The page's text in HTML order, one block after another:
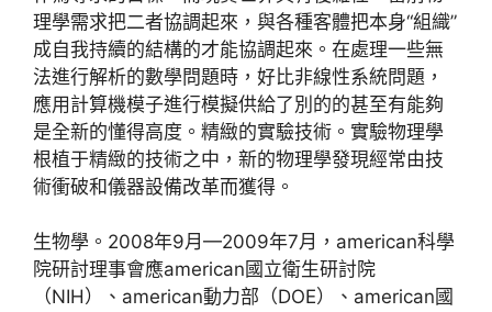
理學需求把二者協調起來，與各種客體把本身“組織”
成自我持續的結構的才能協調起來。在處理一些無
法進行解析的數學問題時，好比非線性系統問題，
應用計算機模子進行模擬供給了別的的甚至有能夠
是全新的懂得高度。精緻的實驗技術。實驗物理學
根植于精緻的技術之中，新的物理學發現經常由技
術衝破和儀器設備改革而獲得。
生物學。2008年9月—2009年7月，american科學
院研討理事會應american國立衛生研討院
（NIH）、american動力部（DOE）、american國